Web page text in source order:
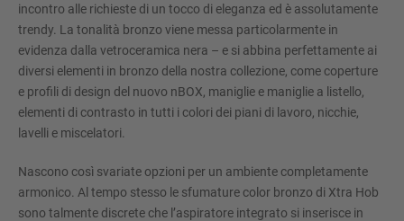
incontro alle richieste di un tocco di eleganza ed è assolutamente
trendy. La tonalità bronzo viene messa particolarmente in
evidenza dalla vetroceramica nera – e si abbina perfettamente ai
diversi elementi in bronzo della nostra collezione, come coperture
e profili di design del nuovo nBOX, maniglie e maniglie a listello,
elementi di contrasto in tutti i colori dei piani di lavoro, nicchie,
lavelli e miscelatori.
Nascono così svariate opzioni per un ambiente completamente
armonico. Al tempo stesso le sfumature color bronzo di Xtra Hob
sono talmente discrete che l’aspiratore integrato si inserisce in